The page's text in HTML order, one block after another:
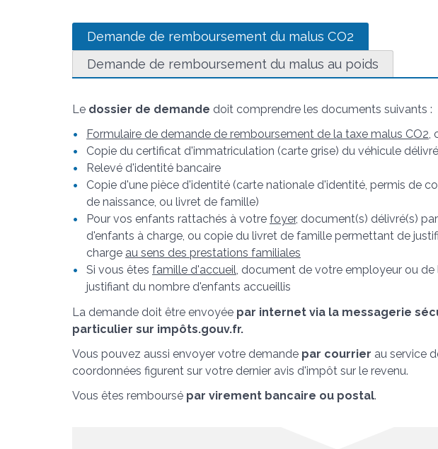
Demande de remboursement du malus CO2
Demande de remboursement du malus au poids
Le dossier de demande doit comprendre les documents suivants :
Formulaire de demande de remboursement de la taxe malus CO2
Copie du certificat d'immatriculation (carte grise) du véhicule
Relevé d'identité bancaire
Copie d'une pièce d'identité (carte nationale d'identité, permis de
de naissance, ou livret de famille)
Pour vos enfants rattachés à votre foyer, document(s) délivré(s)
d'enfants à charge, ou copie du livret de famille permettant de
charge au sens des prestations familiales
Si vous êtes famille d'accueil , document de votre employeur ou
justifiant du nombre d'enfants accueillis
La demande doit être envoyée par internet via la messagerie
particulier sur impôts.gouv.fr.
Vous pouvez aussi envoyer votre demande par courrier au service
coordonnées figurent sur votre dernier avis d'impôt sur le revenu.
Vous êtes remboursé par virement bancaire ou postal.